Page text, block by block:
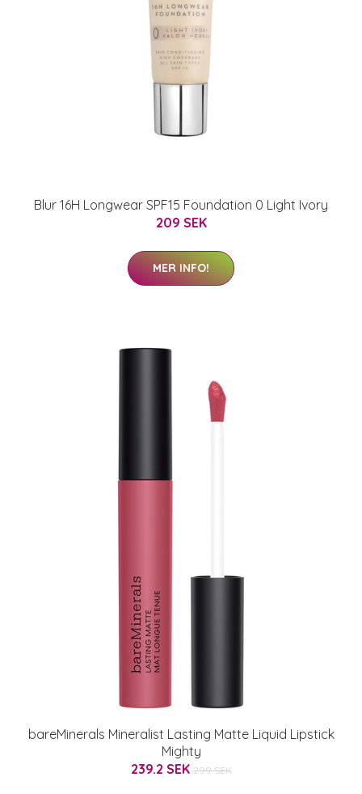
Blur 16H Longwear SPF15 Foundation 0 Light Ivory
209 SEK
MER INFO!
bareMinerals Mineralist Lasting Matte Liquid Lipstick
Mighty
239.2 SEK 299 SEK